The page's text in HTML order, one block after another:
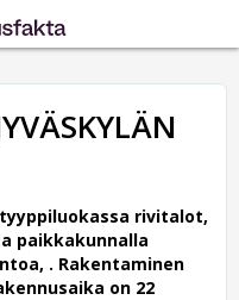
rivitalot,
paikkakunnalla
. Rakentaminen
on 22